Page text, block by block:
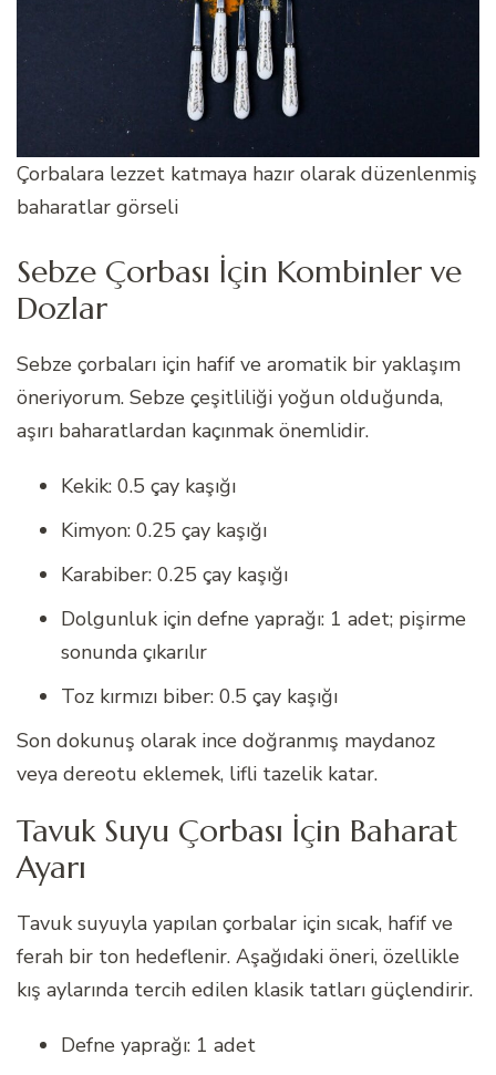
Çorbalara lezzet katmaya hazır olarak düzenlenmiş
baharatlar görseli
Sebze Çorbası İçin Kombinler ve
Dozlar
Sebze çorbaları için hafif ve aromatik bir yaklaşım
öneriyorum. Sebze çeşitliliği yoğun olduğunda,
aşırı baharatlardan kaçınmak önemlidir.
Kekik: 0.5 çay kaşığı
Kimyon: 0.25 çay kaşığı
Karabiber: 0.25 çay kaşığı
Dolgunluk için defne yaprağı: 1 adet; pişirme
sonunda çıkarılır
Toz kırmızı biber: 0.5 çay kaşığı
Son dokunuş olarak ince doğranmış maydanoz
veya dereotu eklemek, lifli tazelik katar.
Tavuk Suyu Çorbası İçin Baharat
Ayarı
Tavuk suyuyla yapılan çorbalar için sıcak, hafif ve
ferah bir ton hedeflenir. Aşağıdaki öneri, özellikle
kış aylarında tercih edilen klasik tatları güçlendirir.
Defne yaprağı: 1 adet